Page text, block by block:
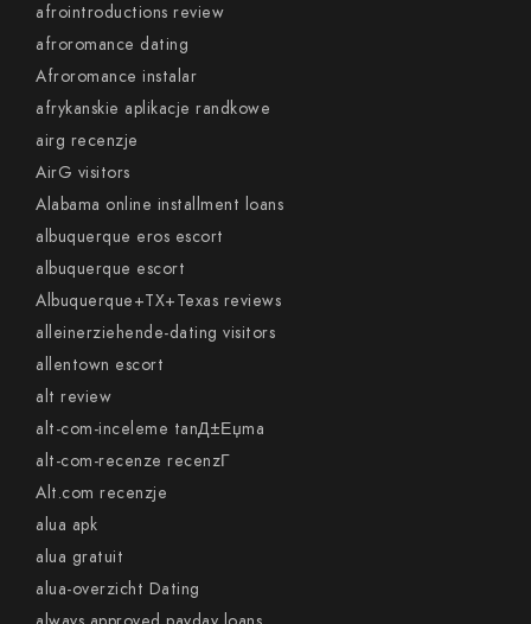
afrointroductions review
afroromance dating
Afroromance instalar
afrykanskie aplikacje randkowe
airg recenzje
AirG visitors
Alabama online installment loans
albuquerque eros escort
albuquerque escort
Albuquerque+TX+Texas reviews
alleinerziehende-dating visitors
allentown escort
alt review
alt-com-inceleme tanД±Еџma
alt-com-recenze recenzГ­
Alt.com recenzje
alua apk
alua gratuit
alua-overzicht Dating